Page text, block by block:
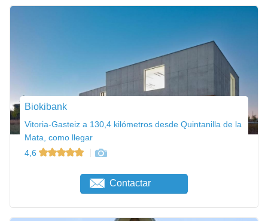
Biokibank
Vitoria-Gasteiz a 130,4 kilómetros desde Quintanilla de la
Mata, como llegar
4,6
Contactar